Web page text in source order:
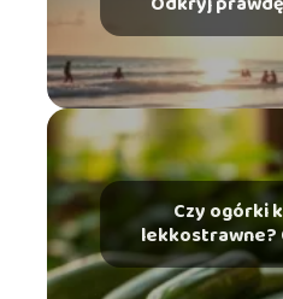
Czy ogórki
lekkostrawne?